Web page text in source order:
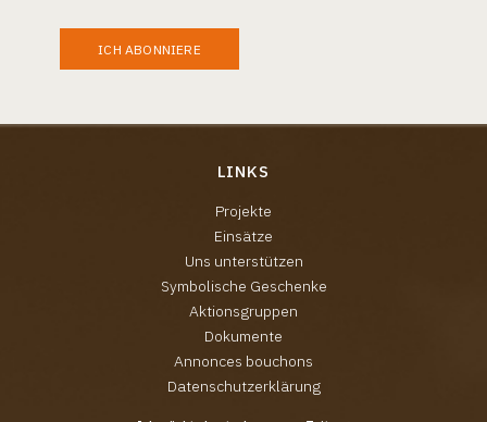
ICH ABONNIERE
LINKS
Projekte
Einsätze
Uns unterstützen
Symbolische Geschenke
Aktionsgruppen
Dokumente
Annonces bouchons
Datenschutzerklärung